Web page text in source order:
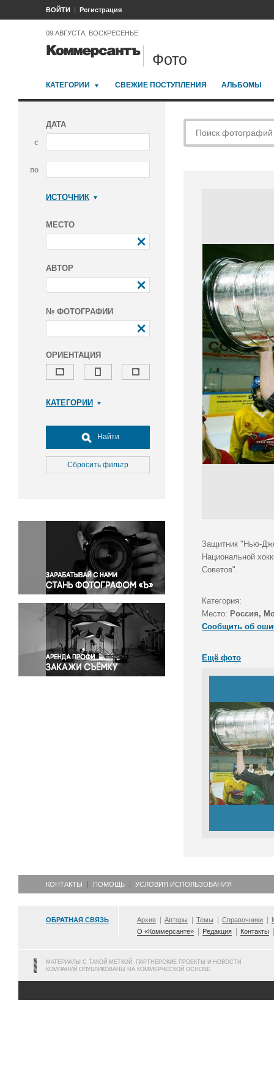
ВОЙТИ Регистрация
09 АВГУСТА, ВОСКРЕСЕНЬЕ
Фото
КАТЕГОРИИ СВЕЖИЕ ПОСТУПЛЕНИЯ АЛЬБОМЫ
ДАТА
с
по
ИСТОЧНИК
МЕСТО
АВТОР
№ ФОТОГРАФИИ
ОРИЕНТАЦИЯ
КАТЕГОРИИ
Досуг, туризм и отдых
Культура
Медицина
Окружающая среда
Политика
Правосудие
Происшествия и конфликты
Религия
Светская жизнь
Спорт
Экология
Экономика и бизнес
Найти
Сбросить фильтр
Защитник "Нью-
Национальной
Советов".
Категория:
Место: Россия,
Сообщить об
Ещё фото
КОНТАКТЫ ПОМОЩЬ УСЛОВИЯ ИСПОЛЬЗОВАНИЯ
ОБРАТНАЯ СВЯЗЬ Архив Авторы Темы Справочники
О «Коммерсанте»
Редакция Контакты
МАТЕРИАЛЫ С ТАКОЙ МЕТКОЙ, ПАРТНЕРСКИЕ ПРОЕКТЫ И НОВОСТИ
КОМПАНИЙ ОПУБЛИКОВАНЫ НА КОММЕРЧЕСКОЙ ОСНОВЕ